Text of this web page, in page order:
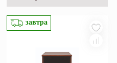
завтра